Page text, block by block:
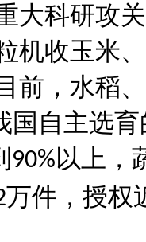
大科研攻
机收玉米
前，水稻
国自主选
90%以上，
万件，授权